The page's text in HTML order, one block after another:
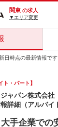
関東 の求人
▼エリア変更
日時点の最新情報です
ト・パート】
ジャパン株式会
詳細（アルバイ
大手企業で